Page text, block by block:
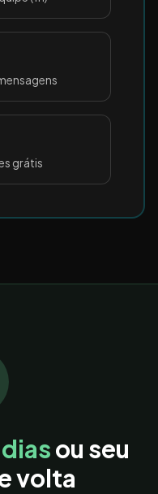
grátis
ou seu
volta